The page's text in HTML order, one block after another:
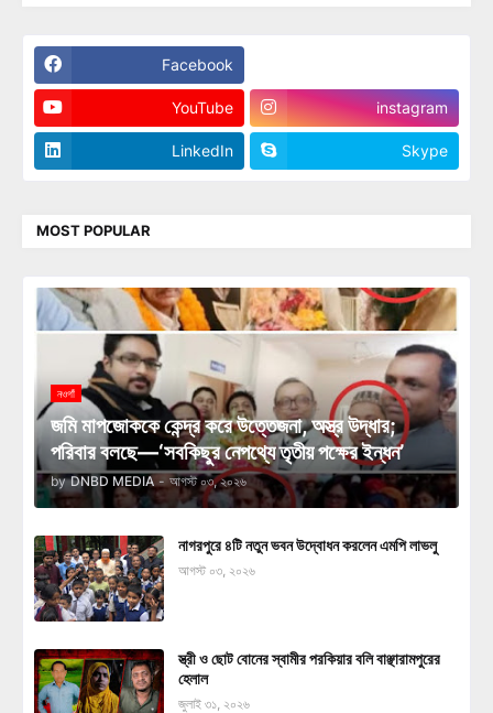
Facebook
YouTube instagram
LinkedIn Skype
MOST POPULAR
নওগাঁ
জমি মাপজোককে কেন্দ্র করে উত্তেজনা, অস্ত্র উদ্ধার;
পরিবার বলছে—‘সবকিছুর নেপথ্যে তৃতীয় পক্ষের ইন্ধন’
by DNBD MEDIA - আগস্ট ০৩, ২০২৬
নাগরপুরে ৪টি নতুন ভবন উদ্বোধন করলেন এমপি লাভলু
আগস্ট ০৩, ২০২৬
স্ত্রী ও ছোট বোনের স্বামীর পরকিয়ার বলি বাঞ্ছারামপুরের
হেলাল
জুলাই ৩১, ২০২৬